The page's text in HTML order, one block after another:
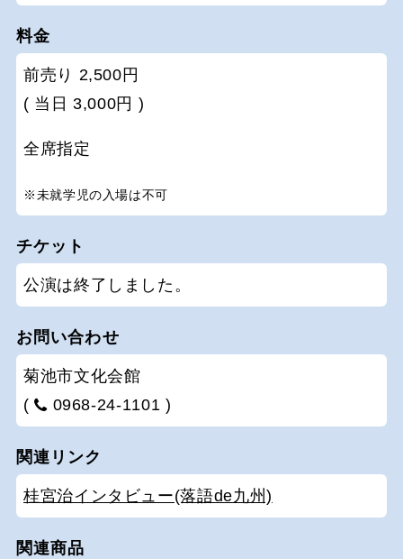
料金
前売り 2,500円
( 当日 3,000円 )
全席指定
※未就学児の入場は不可
チケット
公演は終了しました。
お問い合わせ
菊池市文化会館
(
0968-24-1101 )
関連リンク
桂宮治インタビュー(落語de九州)
関連商品